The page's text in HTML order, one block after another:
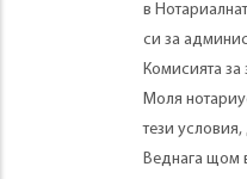
в
си за
Комисията за
Моля
тези условия,
Веднага щом